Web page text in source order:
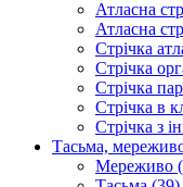
Атласна
Атласна
Стрічка
Стрічка
Стрічка
Стрічка в
Стрічка з
Тасьма,
Мереживо